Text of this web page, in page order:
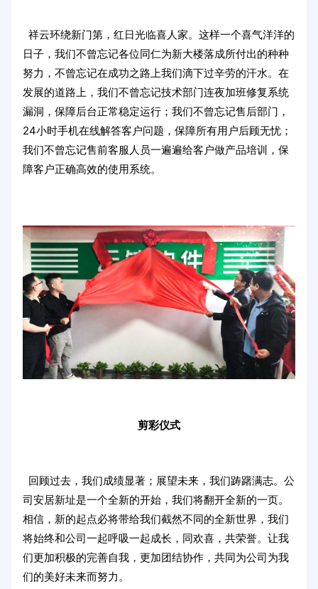
祥云环绕新门第，红日光临喜人家。这样一个喜气洋洋的
日子，我们不曾忘记各位同仁为新大楼落成所付出的种种
努力，不曾忘记在成功之路上我们滴下过辛劳的汗水。在
发展的道路上，我们不曾忘记技术部门连夜加班修复系统
漏洞，保障后台正常稳定运行；我们不曾忘记售后部门，
24小时手机在线解答客户问题，保障所有用户后顾无忧；
我们不曾忘记售前客服人员一遍遍给客户做产品培训，保
障客户正确高效的使用系统。
剪彩仪式
回顾过去，我们成绩显著；展望未来，我们踌躇满志。公
司安居新址是一个全新的开始，我们将翻开全新的一页。
相信，新的起点必将带给我们截然不同的全新世界，我们
将始终和公司一起呼吸一起成长，同欢喜，共荣誉。让我
们更加积极的完善自我，更加团结协作，共同为公司为我
们的美好未来而努力。